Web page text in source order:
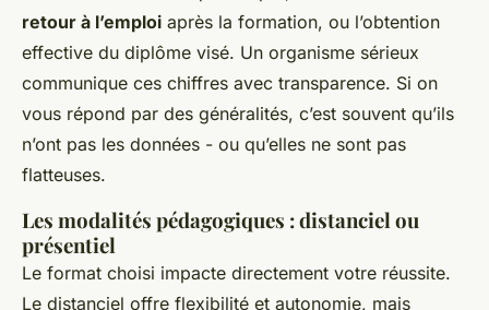
retour à l’emploi après la formation, ou l’obtention
effective du diplôme visé. Un organisme sérieux
communique ces chiffres avec transparence. Si on
vous répond par des généralités, c’est souvent qu’ils
n’ont pas les données - ou qu’elles ne sont pas
flatteuses.
Les modalités pédagogiques : distanciel ou
présentiel
Le format choisi impacte directement votre réussite.
Le distanciel offre flexibilité et autonomie, mais